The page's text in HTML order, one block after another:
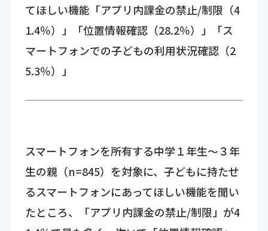
てほしい機能「アプリ内課金の禁止/制限（4
1.4％）」「位置情報確認（28.2％）」「ス
マートフォンでの子どもの利用状況確認（2
5.3％）」
スマートフォンを所有する中学１年生～３年
生の親（n=845）を対象に、子どもに持たせ
るスマートフォンにあってほしい機能を聞い
たところ、「アプリ内課金の禁止/制限」が4